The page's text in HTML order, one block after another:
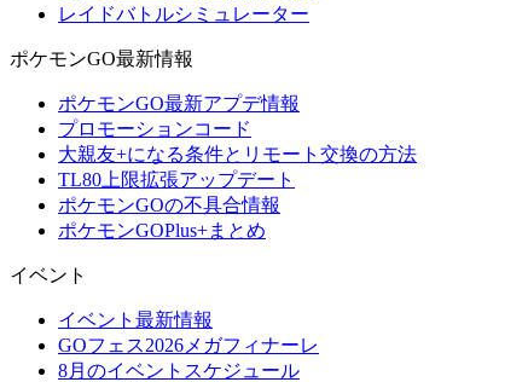
レイドバトルシミュレーター
ポケモンGO最新情報
ポケモンGO最新アプデ情報
プロモーションコード
大親友+になる条件とリモート交換の方法
TL80上限拡張アップデート
ポケモンGOの不具合情報
ポケモンGOPlus+まとめ
イベント
イベント最新情報
GOフェス2026メガフィナーレ
8月のイベントスケジュール